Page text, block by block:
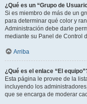
¿Qué es un “Grupo de
Si es miembro de más de un
para determinar qué color y
Administración debe darle
mediante su Panel de Control
Arriba
¿Qué es el enlace “El
Esta página le provee de la
incluyendo los
que se encarga de moderar